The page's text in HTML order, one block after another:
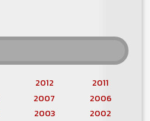
2012
2011
2007
2006
2003
2002